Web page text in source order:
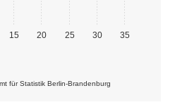
15 20 25 30 35
für Statistik Berlin-Brandenburg